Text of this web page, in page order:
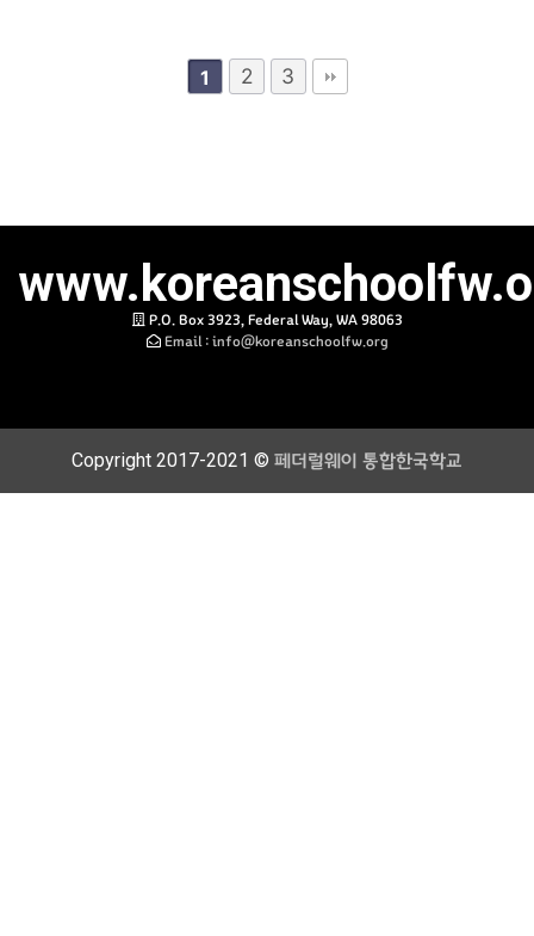
1 2 3
P.O. Box 3923, Federal Way, WA 98063
Email : info@koreanschoolfw.org
Copyright 2017-2021 © 페더럴웨이 통합한국학교